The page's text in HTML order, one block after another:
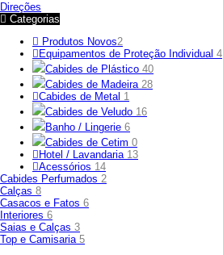
Direções
Categorias
Produtos Novos2
Equipamentos de Proteção Individual 4
Cabides de Plástico 40
Cabides de Madeira 28
Cabides de Metal 1
Cabides de Veludo 16
Banho / Lingerie 6
Cabides de Cetim 0
Hotel / Lavandaria 13
Acessórios 14
Cabides Perfumados 2
Calças 8
Casacos e Fatos 6
Interiores 6
Saias e Calças 3
Top e Camisaria 5